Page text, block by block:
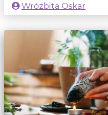
Wróżbita Oskar